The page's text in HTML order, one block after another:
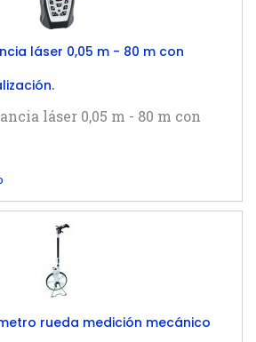
láser 0,05 m - 80 m con
láser 0,05 m - 80 m con
rueda medición mecánico